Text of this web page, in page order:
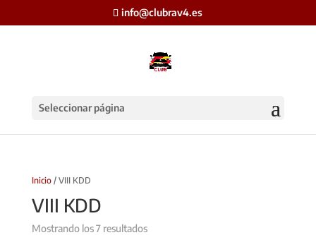
info@clubrav4.es
Seleccionar página
Inicio/ VIII KDD
VIII KDD
Mostrando los 7 resultados